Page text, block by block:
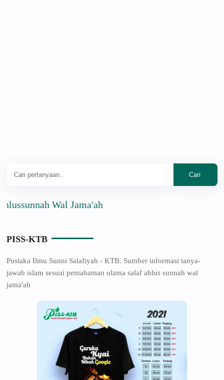
Wal Jama'ah
PISS-KTB
Pustaka Ilmu Sunni Salafiyah - KTB. Sumber informasi tanya-
jawab islam sesuai pemahaman ulama salaf ahlus sunnah wal
jama'ah